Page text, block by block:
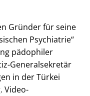
Gründer für seine
Psychiatrie
pädophiler
Generalsekretär
in der Türkei
Video-